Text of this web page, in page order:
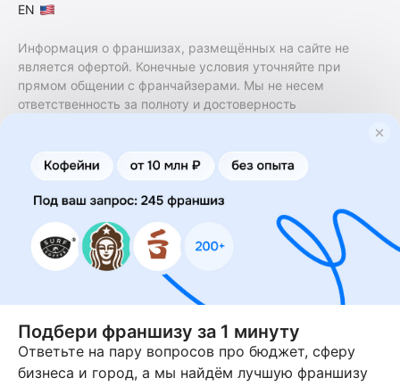
EN
Информация о франшизах, размещённых на сайте не
является офертой. Конечные условия уточняйте при
прямом общении с франчайзерами. Мы не несем
ответственность за полноту и достоверность
финансовые услуги. Заключение договоров
коммерческой концессии (франчайзинга) осуществляется
правообладателями/их представителями. Бизнесменс.ру
не является посредником или представителем
правообладателя и не несет ответственность за условия
предоставления франшизы и действия лиц,
осуществленные на основании информации, имеющейся
на сайте или полученной через него. За достоверность
предоставленной информации несет ответственность
правообладатель.
© 2013-2026 Бизнесменс.ру. ИП Богомолов Ю. А. ИНН
166109472099 ОГРН 1315169000030181.
Подбери франшизу за 1 минуту
Ответьте на пару вопросов про бюджет, сферу
бизнеса и город, а мы найдём лучшую франшизу